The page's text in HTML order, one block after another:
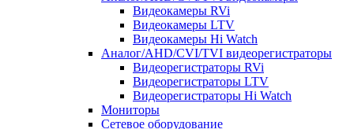
Видеокамеры RVi
Видеокамеры LTV
Видеокамеры Hi Watch
Аналог/AHD/CVI/TVI видеорегистраторы
Видеорегистраторы RVi
Видеорегистраторы LTV
Видеорегистраторы Hi Watch
Мониторы
Сетевое оборудование